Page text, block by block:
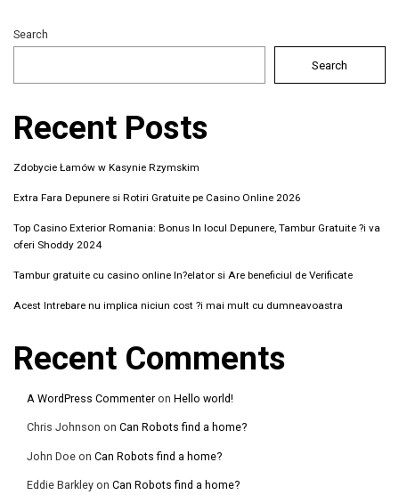
Search
Search
Recent Posts
Zdobycie Łamów w Kasynie Rzymskim
Extra Fara Depunere si Rotiri Gratuite pe Casino Online 2026
Top Casino Exterior Romania: Bonus In locul Depunere, Tambur Gratuite ?i va
oferi Shoddy 2024
Tambur gratuite cu casino online In?elator si Are beneficiul de Verificate
Acest Intrebare nu implica niciun cost ?i mai mult cu dumneavoastra
Recent Comments
A WordPress Commenter on Hello world!
Chris Johnson on Can Robots find a home?
John Doe on Can Robots find a home?
Eddie Barkley on Can Robots find a home?